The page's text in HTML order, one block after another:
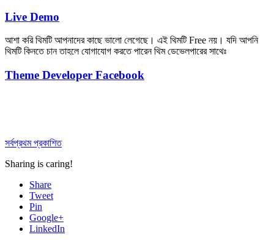
Live Demo
আশা করি থিমটি আপনাদের কাছে ভালো লেগেছে। এই থিমটি Free নয়। যদি আপনি
থিমটি কিনতে চান তাহলে যোগাযোগ করতে পারেন থিম ডেভেলপারের সাথেঃ
Theme Developer Facebook
সর্বপ্রথম প্রকাশিত
Sharing is caring!
Share
Tweet
Pin
Google+
LinkedIn